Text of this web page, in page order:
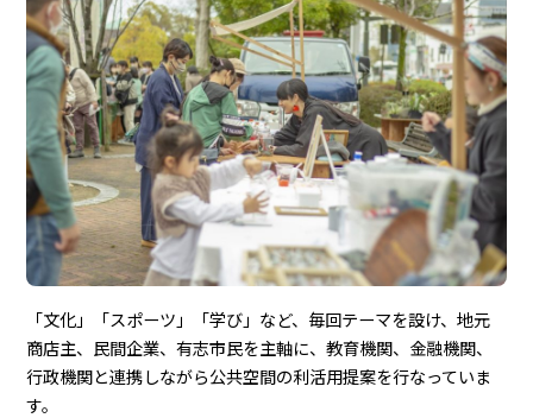
「文化」「スポーツ」「学び」など、毎回テーマを設け、地元
商店主、民間企業、有志市民を主軸に、教育機関、金融機関、
行政機関と連携しながら公共空間の利活用提案を行なっていま
す。